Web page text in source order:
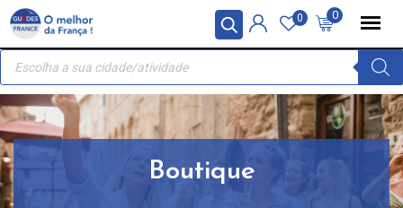
Painel de Gerenciamento de Cookies
Skip
content
0
0
Recherche
produits
Boutique